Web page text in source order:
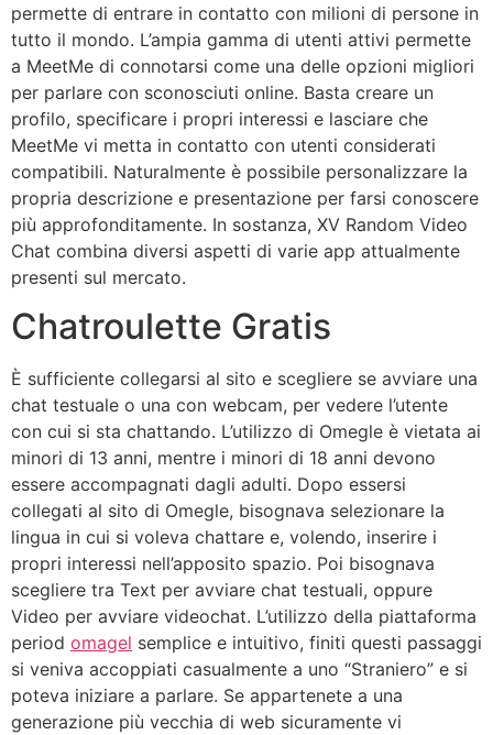
permette di entrare in contatto con milioni di persone in
tutto il mondo. L’ampia gamma di utenti attivi permette
a MeetMe di connotarsi come una delle opzioni migliori
per parlare con sconosciuti online. Basta creare un
profilo, specificare i propri interessi e lasciare che
MeetMe vi metta in contatto con utenti considerati
compatibili. Naturalmente è possibile personalizzare la
propria descrizione e presentazione per farsi conoscere
più approfonditamente. In sostanza, XV Random Video
Chat combina diversi aspetti di varie app attualmente
presenti sul mercato.
Chatroulette Gratis
È sufficiente collegarsi al sito e scegliere se avviare una
chat testuale o una con webcam, per vedere l’utente
con cui si sta chattando. L’utilizzo di Omegle è vietata ai
minori di 13 anni, mentre i minori di 18 anni devono
essere accompagnati dagli adulti. Dopo essersi
collegati al sito di Omegle, bisognava selezionare la
lingua in cui si voleva chattare e, volendo, inserire i
propri interessi nell’apposito spazio. Poi bisognava
scegliere tra Text per avviare chat testuali, oppure
Video per avviare videochat. L’utilizzo della piattaforma
period omagel semplice e intuitivo, finiti questi passaggi
si veniva accoppiati casualmente a uno “Straniero” e si
poteva iniziare a parlare. Se appartenete a una
generazione più vecchia di web sicuramente vi